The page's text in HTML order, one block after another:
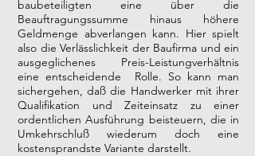
baubeteiligten eine über die
Beauftragungssumme hinaus höhere
Geldmenge abverlangen kann. Hier spielt
also die Verlässlichkeit der Baufirma und ein
ausgeglichenes Preis-Leistungverhältnis
eine entscheidende Rolle. So kann man
sichergehen, daß die Handwerker mit ihrer
Qualifikation und Zeiteinsatz zu einer
ordentlichen Ausführung beisteuern, die in
Umkehrschluß wiederum doch eine
kostensprandste Variante darstellt.